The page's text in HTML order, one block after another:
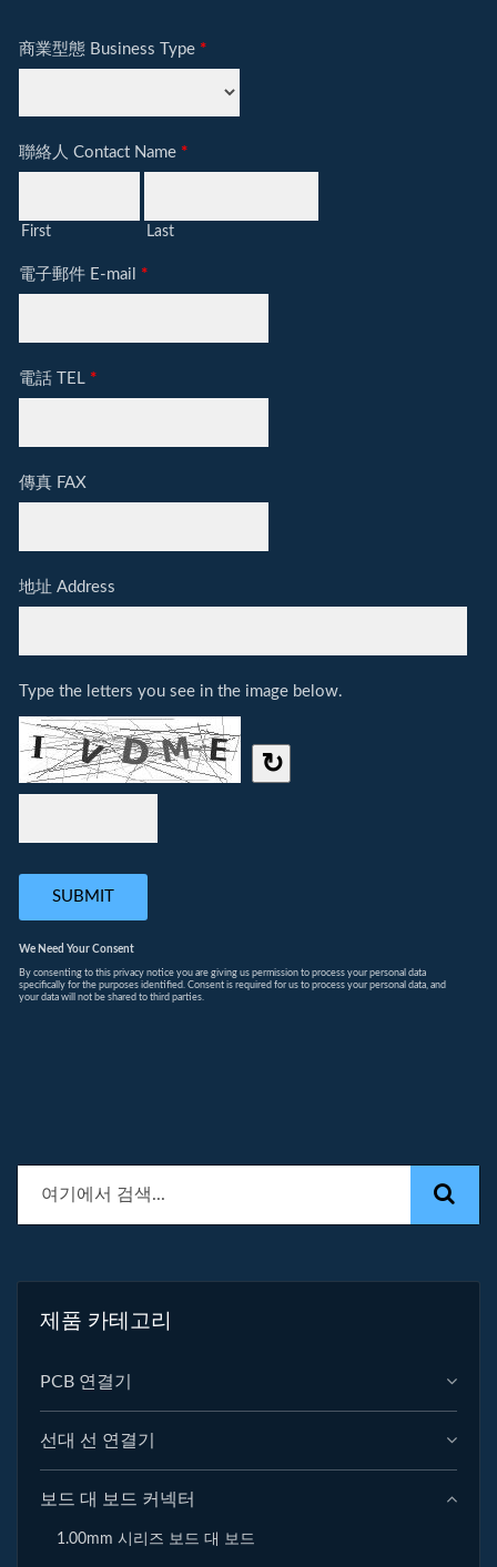
제품 카테고리
PCB 연결기
선대 선 연결기
보드 대 보드 커넥터
1.00mm 시리즈 보드 대 보드